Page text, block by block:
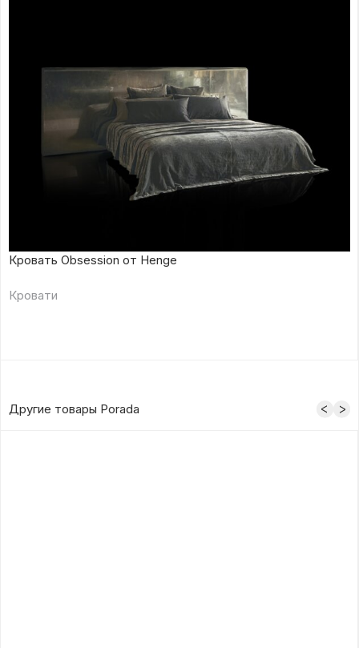
Кровать Obsession от Henge
Кровати
Другие товары Porada